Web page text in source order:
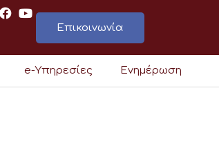
Επικοινωνία
e-Υπηρεσίες Ενημέρωση